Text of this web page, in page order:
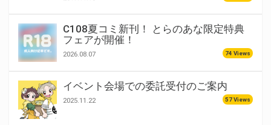
C108夏コミ新刊！ とらのあな限定特典
フェアが開催！
2026.08.07 74 Views
イベント会場での委託受付のご案内
2025.11.22 57 Views